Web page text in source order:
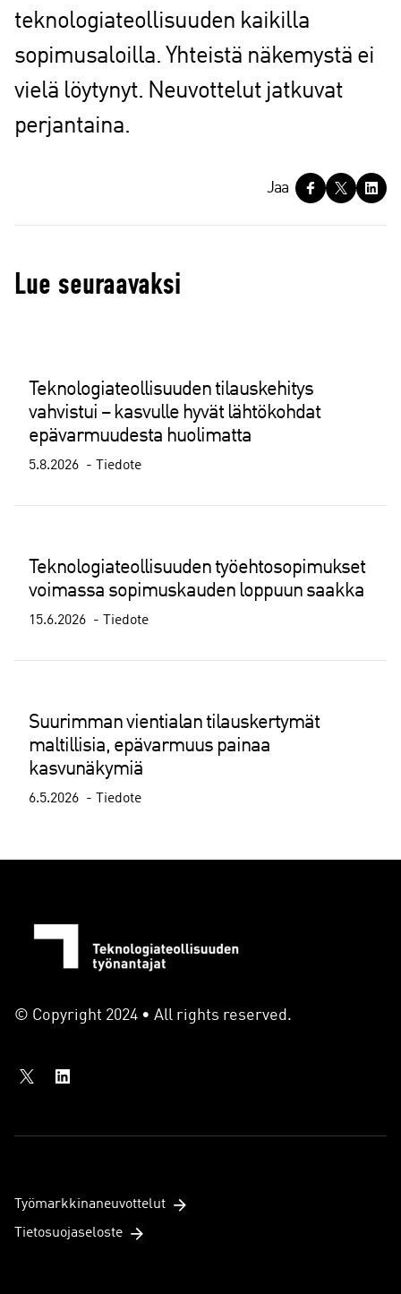
teknologiateollisuuden kaikilla
sopimusaloilla. Yhteistä näkemystä ei
vielä löytynyt. Neuvottelut jatkuvat
perjantaina.
a
Jaa
Lue seuraavaksi
Teknologiateollisuuden tilauskehitys
vahvistui – kasvulle hyvät lähtökohdat
epävarmuudesta huolimatta
5.8.2026 Tiedote
Teknologiateollisuuden työehtosopimukset
voimassa sopimuskauden loppuun saakka
15.6.2026 Tiedote
Suurimman vientialan tilauskertymät
maltillisia, epävarmuus painaa
kasvunäkymiä
6.5.2026 Tiedote
© Copyright 2024 • All rights reserved.
Työmarkkinaneuvottelut
Tietosuojaseloste